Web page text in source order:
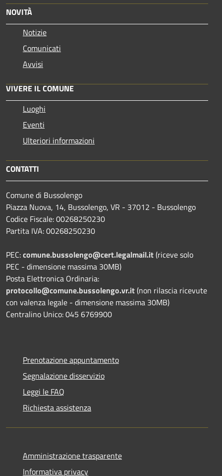
NOVITÀ
Notizie
Comunicati
Avvisi
VIVERE IL COMUNE
Luoghi
Eventi
Ulteriori informazioni
CONTATTI
Comune di Bussolengo
Piazza Nuova, 14, Bussolengo, VR - 37012 - Bussolengo
Codice Fiscale: 00268250230
Partita IVA: 00268250230
PEC:comune.bussolengo@cert.legalmail.it(riceve solo
PEC - dimensione massima 30MB)
Posta Elettronica Ordinaria:
protocollo@comune.bussolengo.vr.it(non rilascia ricevute
con valenza legale - dimensione massima 30MB)
Centralino Unico: 045 6769900
Prenotazione appuntamento
Segnalazione disservizio
Leggi le FAQ
Richiesta assistenza
Amministrazione trasparente
Informativa privacy